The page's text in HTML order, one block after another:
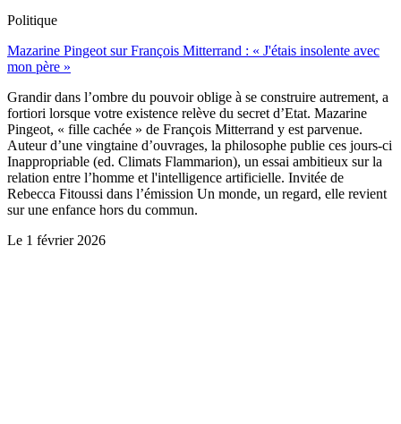
Politique
Mazarine Pingeot sur François Mitterrand : « J'étais insolente avec
mon père »
Grandir dans l’ombre du pouvoir oblige à se construire autrement, a
fortiori lorsque votre existence relève du secret d’Etat. Mazarine
Pingeot, « fille cachée » de François Mitterrand y est parvenue.
Auteur d’une vingtaine d’ouvrages, la philosophe publie ces jours-ci
Inappropriable (ed. Climats Flammarion), un essai ambitieux sur la
relation entre l’homme et l'intelligence artificielle. Invitée de
Rebecca Fitoussi dans l’émission Un monde, un regard, elle revient
sur une enfance hors du commun.
Le 1 février 2026